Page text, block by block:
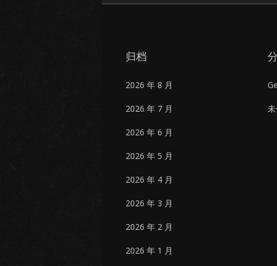
归档
2026 年 8 月
2026 年 7 月
2026 年 6 月
2026 年 5 月
2026 年 4 月
2026 年 3 月
2026 年 2 月
2026 年 1 月